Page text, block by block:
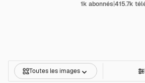
1k abonnés|415.7k
Toutes les images